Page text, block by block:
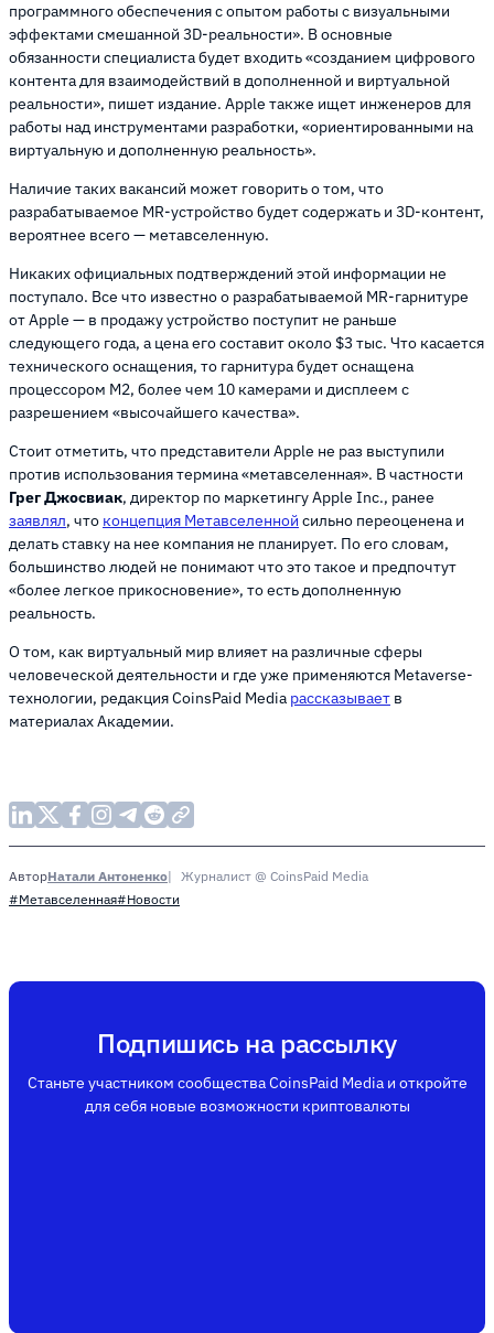
программного обеспечения с опытом работы с визуальными
эффектами смешанной 3D-реальности». В основные
обязанности специалиста будет входить «созданием цифрового
контента для взаимодействий в дополненной и виртуальной
реальности», пишет издание. Apple также ищет инженеров для
работы над инструментами разработки, «ориентированными на
виртуальную и дополненную реальность».
Наличие таких вакансий может говорить о том, что
разрабатываемое MR-устройство будет содержать и 3D-контент,
вероятнее всего — метавселенную.
Никаких официальных подтверждений этой информации не
поступало. Все что известно о разрабатываемой MR-гарнитуре
от Apple — в продажу устройство поступит не раньше
следующего года, а цена его составит около $3 тыс. Что касается
технического оснащения, то гарнитура будет оснащена
процессором M2, более чем 10 камерами и дисплеем с
разрешением «высочайшего качества».
Стоит отметить, что представители Apple не раз выступили
против использования термина «метавселенная». В частности
Грег Джосвиак, директор по маркетингу Apple Inc., ранее
заявлял, что концепция Метавселенной сильно переоценена и
делать ставку на нее компания не планирует. По его словам,
большинство людей не понимают что это такое и предпочтут
«более легкое прикосновение», то есть дополненную
реальность.
О том, как виртуальный мир влияет на различные сферы
человеческой деятельности и где уже применяются Metaverse-
технологии, редакция CoinsPaid Media рассказывает в
материалах Академии.
АвторНатали Антоненко
Журналист @ CoinsPaid Media
#Метавселенная#Новости
Подпишись на рассылку
Станьте участником сообщества CoinsPaid Media и откройте
для себя новые возможности криптовалюты